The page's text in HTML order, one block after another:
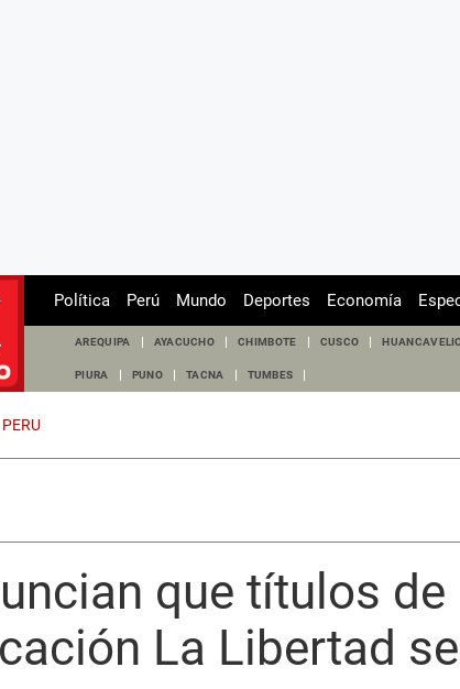
Política Perú Mundo Deportes Economía
AREQUIPA AYACUCHO CHIMBOTE CUSCO
PIURA PUNO TACNA TUMBES
PERU
que títulos
La Libertad